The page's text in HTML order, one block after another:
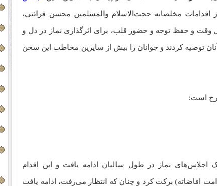
اقدامات مخلصانه‌ حجت‌الاسلام والمسلمین محسن قرائتی،
وقت و حفظ توجه و حضور قلب، برای اثرگذاری نماز در دل و
توصیه کردند و جوانان را بیش از سایرین مخاطب این سخن
است:
اجلاس‌های نماز در طول سالیان ادامه یافت و این اقدام
افاضاته) برکت کرد و چنان که انتظار می‌رفت، ادامه یافت